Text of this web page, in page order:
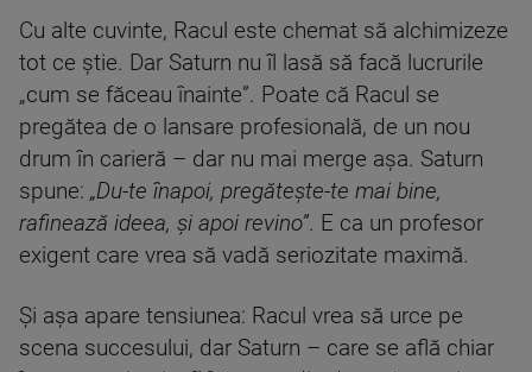
Cu alte cuvinte, Racul este chemat să alchimizeze
tot ce știe. Dar Saturn nu îl lasă să facă lucrurile
„cum se făceau înainte”. Poate că Racul se
pregătea de o lansare profesională, de un nou
drum în carieră – dar nu mai merge așa. Saturn
spune: „Du-te înapoi, pregătește-te mai bine,
rafinează ideea, și apoi revino”. E ca un profesor
exigent care vrea să vadă seriozitate maximă.
Și așa apare tensiunea: Racul vrea să urce pe
scena succesului, dar Saturn – care se află chiar